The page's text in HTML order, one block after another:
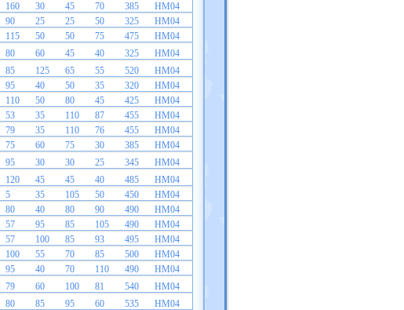
160 30 45 70 385
HM04
90 25 25 50 325
HM04
115 50 50 75 475
HM04
80 60 45 40 325
HM04
85 125 65 55 520
HM04
95 40 50 35 320
HM04
110 50 80 45 425
HM04
53 35 110 87 455
HM04
79 35 110 76 455
HM04
75 60 75 30 385
HM04
95 30 30 25 345
HM04
120 45 45 40 485
HM04
5 35 105 50 450
HM04
80 40 80 90 490
HM04
57 95 85 105 490
HM04
57 100 85 93 495
HM04
100 55 70 85 500
HM04
95 40 70 110 490
HM04
79 60 100 81 540
HM04
80 85 95 60 535
HM04